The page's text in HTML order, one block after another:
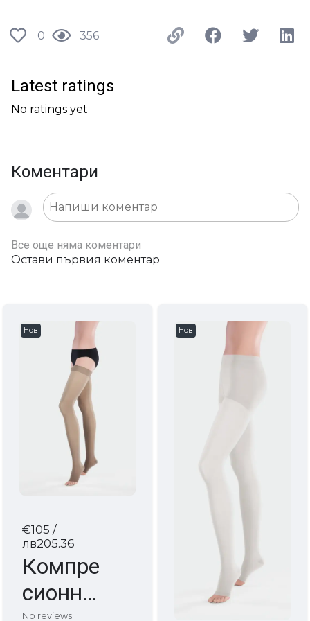
0 356
Latest ratings
No ratings yet
Коментари
Все още няма коментари
Остави първия коментар
Нов
Компре
сионни
No reviews
€105 /
лв205.36
Нов